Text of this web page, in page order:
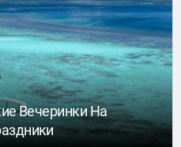
мира.
Вечеринки На